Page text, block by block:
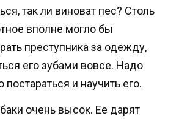
так ли виноват пес? Столь
вполне могло бы
преступника за одежду,
его зубами вовсе. Надо
и научить его.
очень высок. Ее дарят